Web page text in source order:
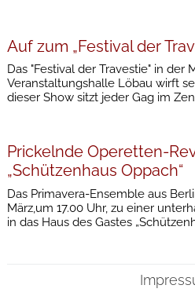
Auf zum „Festival der
Das "Festival der Travestie" in der
Veranstaltungshalle Löbau wirft
dieser Show sitzt jeder Gag im
Prickelnde Operetten-
„Schützenhaus Oppach“
Das Primavera-Ensemble aus
März,um 17.00 Uhr, zu einer
in das Haus des Gastes